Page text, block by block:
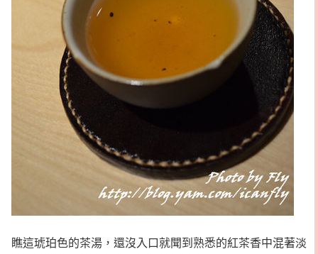
瞧這琥珀色的茶湯，還沒入口就聞到熟悉的紅茶香中混著淡